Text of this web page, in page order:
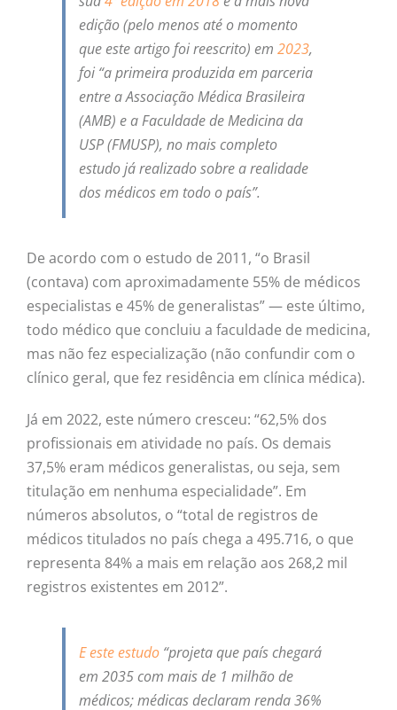
edição (pelo menos até o momento
que este artigo foi reescrito) em 2023,
foi “a primeira produzida em parceria
entre a Associação Médica Brasileira
(AMB) e a Faculdade de Medicina da
USP (FMUSP), no mais completo
estudo já realizado sobre a realidade
dos médicos em todo o país”.
De acordo com o estudo de 2011, “o Brasil
(contava) com aproximadamente 55% de médicos
especialistas e 45% de generalistas” — este último,
todo médico que concluiu a faculdade de medicina,
mas não fez especialização (não confundir com o
clínico geral, que fez residência em clínica médica).
Já em 2022, este número cresceu: “62,5% dos
profissionais em atividade no país. Os demais
37,5% eram médicos generalistas, ou seja, sem
titulação em nenhuma especialidade”. Em
números absolutos, o “total de registros de
médicos titulados no país chega a 495.716, o que
representa 84% a mais em relação aos 268,2 mil
registros existentes em 2012”.
E este estudo “projeta que país chegará
em 2035 com mais de 1 milhão de
médicos; médicas declaram renda 36%